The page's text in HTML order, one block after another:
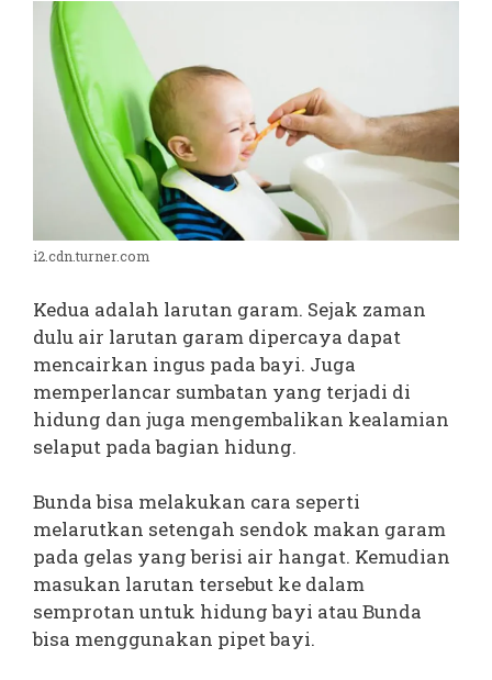
i2.cdn.turner.com
Kedua adalah larutan garam. Sejak zaman
dulu air larutan garam dipercaya dapat
mencairkan ingus pada bayi. Juga
memperlancar sumbatan yang terjadi di
hidung dan juga mengembalikan kealamian
selaput pada bagian hidung.
Bunda bisa melakukan cara seperti
melarutkan setengah sendok makan garam
pada gelas yang berisi air hangat. Kemudian
masukan larutan tersebut ke dalam
semprotan untuk hidung bayi atau Bunda
bisa menggunakan pipet bayi.